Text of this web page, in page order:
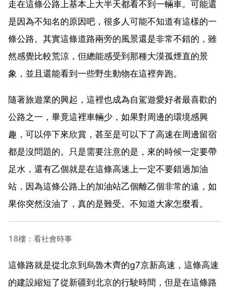
走在這條公路上基本上大半天都看不到一輛車。可能還
是因為不知名的原因吧，很多人可能不知道有這樣的一
條公路。其實這條道路兩旁的風景還是非常不錯的，雖
然感覺比較荒涼，但總能感受到那種大漠孤煙直的景
象，並且還能看到一些野生動物在這裡奔跑。
隨著旅遊業的興起，這裡也成為自駕遊愛好者最喜歡的
公路之一，畢竟這裡車輛少，如果對周邊的環境感興
趣，可以停下來欣賞，甚至是可以下了高速在周邊留宿
都是沒問題的。只是需要注意的是，來的時候一定要帶
足水，還有乙個就是在這條高速上一定不要錯過加油
站，因為這條公路上的加油站乙個離乙個非常的遠，如
果你突然沒油了，真的是難受。不知道大家怎麼看。
18樓：看社會時事
這條路就是從北京到烏魯木齊的g7京新高速，這條高速
的建設縮短了從新疆到北京的行駛時間，但是在這條路